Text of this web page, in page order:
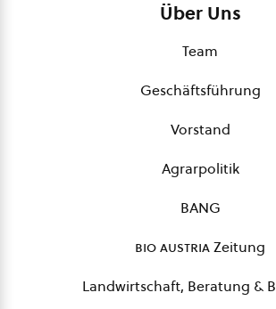
Über Uns
Team
Geschäftsführung
Vorstand
Agrarpolitik
BANG
bio austriaZeitung
Landwirtschaft, Beratung &